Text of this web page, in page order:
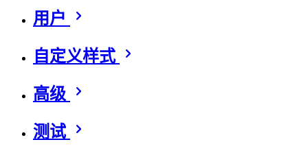
用户
自定义样式
高级
测试